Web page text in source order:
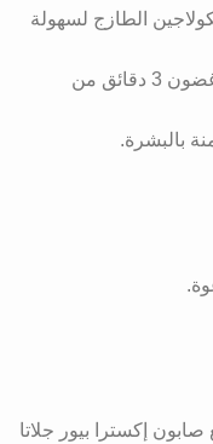
الطازج لسهولة
يساعد على شد وتفتيح البشرة بفعالية في غضون 3 دقائق من
بالبشرة.
إكسترا بيور جلاتا